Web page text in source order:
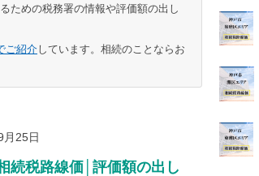
ための税務署の情報や評価額の出し
ご紹介しています。相続のことならお
月25日
続税路線価│評価額の出し